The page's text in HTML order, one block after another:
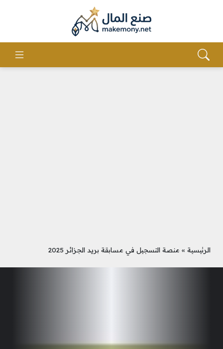
الرئيسية » منصة التسجيل في مسابقة بريد الجزائر 2025